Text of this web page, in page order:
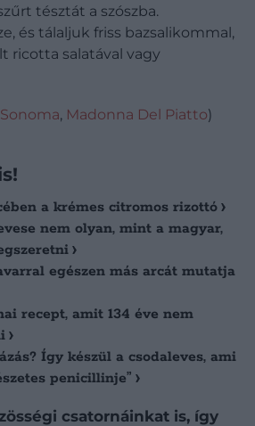
tésztát a szószba.
és tálaljuk friss bazsalikommal,
ricotta salatával vagy
, Madonna Del Piatto)
a krémes citromos rizottó
nem olyan, mint a magyar,
egészen más arcát mutatja
recept, amit 134 éve nem
Így készül a csodaleves, ami
penicillinje”
csatornáinkat is, így